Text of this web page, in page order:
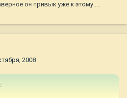
он привык уже к этому.....
2008